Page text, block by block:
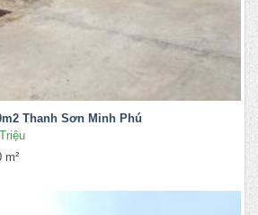
Thanh Sơn Minh Phú
m²